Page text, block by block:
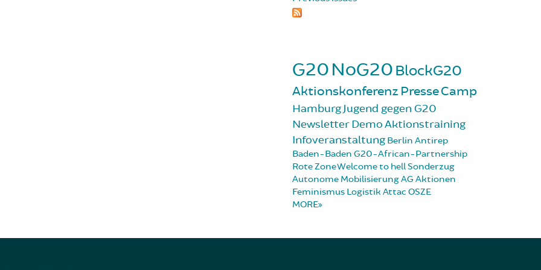
G20NoG20 BlockG20
Aktionskonferenz PresseCamp
HamburgJugend gegen G20
NewsletterDemoAktionstraining
Infoveranstaltung Berlin Antirep
Baden-Baden G20-African-Partnership
Rote ZoneWelcome to hellSonderzug
Autonome MobilisierungAG Aktionen
Feminismus Logistik Attac OSZE
MORE